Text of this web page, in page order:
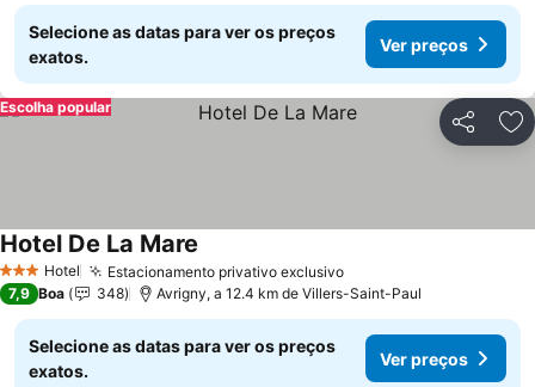
Selecione as datas para ver os preços
exatos.
Ver preços
Partilhar
Escolha popular
3 EstrelasHotel Estacionamento privativo exclusivo
Hotel De La Mare
7,9 Boa 348 Avrigny, a 12.4 km de Villers-Saint-Paul
Selecione as datas para ver os preços
exatos.
Ver preços